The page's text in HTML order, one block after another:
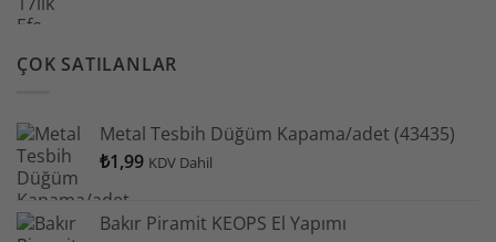
ÇOK SATILANLAR
Metal Tesbih Düğüm Kapama/adet (43435)
₺1,99 KDV Dahil
Bakır Piramit KEOPS El Yapımı